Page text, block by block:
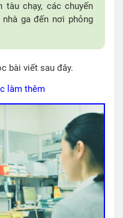
tàu chạy, các chuyến
ga đến nơi phỏng
bài viết sau đây.
làm thêm